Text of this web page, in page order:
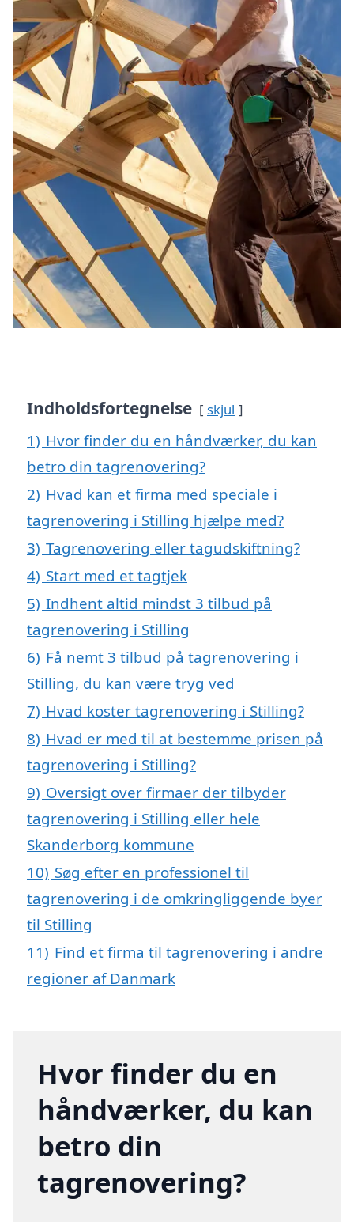
Indholdsfortegnelse skjul
1) Hvor finder du en håndværker, du kan
betro din tagrenovering?
2) Hvad kan et firma med speciale i
tagrenovering i Stilling hjælpe med?
3) Tagrenovering eller tagudskiftning?
4) Start med et tagtjek
5) Indhent altid mindst 3 tilbud på
tagrenovering i Stilling
6) Få nemt 3 tilbud på tagrenovering i
Stilling, du kan være tryg ved
7) Hvad koster tagrenovering i Stilling?
8) Hvad er med til at bestemme prisen på
tagrenovering i Stilling?
9) Oversigt over firmaer der tilbyder
tagrenovering i Stilling eller hele
Skanderborg kommune
10) Søg efter en professionel til
tagrenovering i de omkringliggende byer
til Stilling
11) Find et firma til tagrenovering i andre
regioner af Danmark
Hvor finder du en
håndværker, du kan
betro din
tagrenovering?